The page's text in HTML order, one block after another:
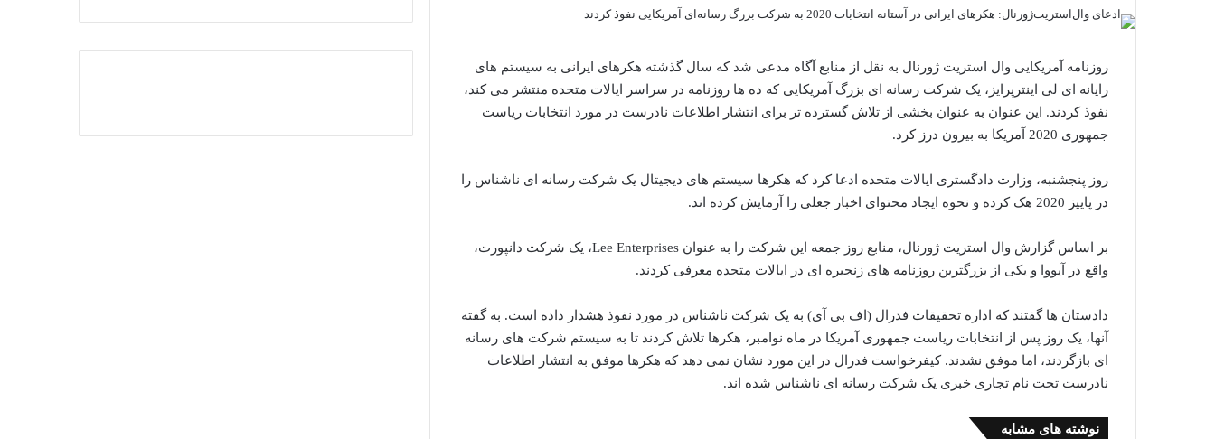
روزنامه آمریکایی وال استریت ژورنال به نقل از منابع آگاه مدعی شد که سال گذشته هکرهای ایرانی به سیستم های
رایانه ای لی اینترپرایز، یک شرکت رسانه ای بزرگ آمریکایی که ده ها روزنامه در سراسر ایالات متحده منتشر می کند،
نفوذ کردند. این عنوان به عنوان بخشی از تلاش گسترده تر برای انتشار اطلاعات نادرست در مورد انتخابات ریاست
جمهوری 2020 آمریکا به بیرون درز کرد.
روز پنجشنبه، وزارت دادگستری ایالات متحده ادعا کرد که هکرها سیستم های دیجیتال یک شرکت رسانه ای ناشناس را
در پاییز 2020 هک کرده و نحوه ایجاد محتوای اخبار جعلی را آزمایش کرده اند.
بر اساس گزارش وال استریت ژورنال، منابع روز جمعه این شرکت را به عنوان Lee Enterprises، یک شرکت دانپورت،
واقع در آیووا و یکی از بزرگترین روزنامه های زنجیره ای در ایالات متحده معرفی کردند.
دادستان ها گفتند که اداره تحقیقات فدرال (اف بی آی) به یک شرکت ناشناس در مورد نفوذ هشدار داده است. به گفته
آنها، یک روز پس از انتخابات ریاست جمهوری آمریکا در ماه نوامبر، هکرها تلاش کردند تا به سیستم شرکت های رسانه
ای بازگردند، اما موفق نشدند. کیفرخواست فدرال در این مورد نشان نمی دهد که هکرها موفق به انتشار اطلاعات
نادرست تحت نام تجاری خبری یک شرکت رسانه ای ناشناس شده اند.
نوشته های مشابه